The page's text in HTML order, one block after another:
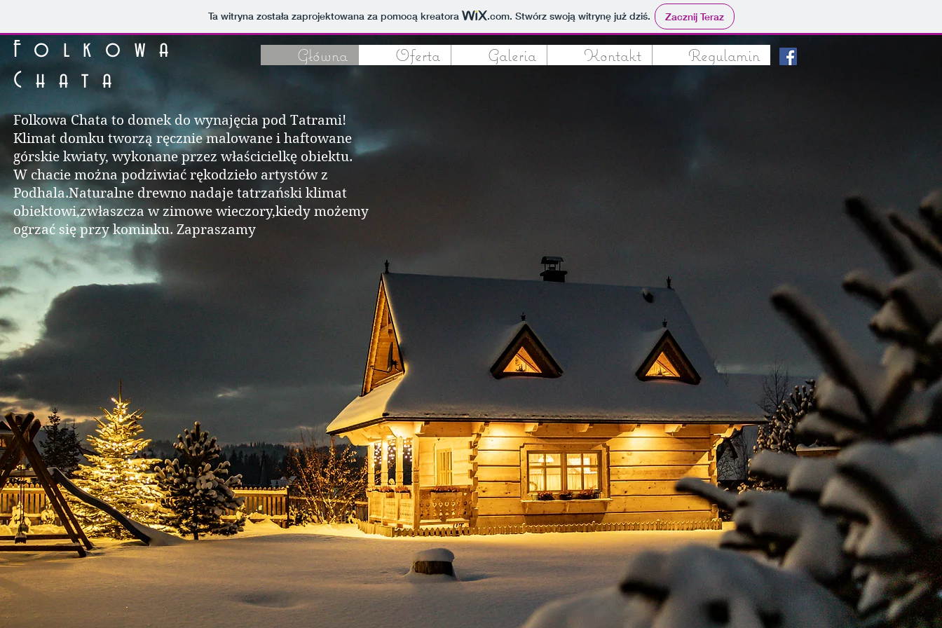
Ta witryna została zaprojektowana za pomocą kreatora .com. Stwórz swoją witrynę już dziś. Zacznij Teraz
Folkowa
Chata
Główna Oferta Galeria Kontakt Regulamin
Folkowa Chata to domek do wynajęcia pod Tatrami!
Klimat domku tworzą ręcznie malowane i haftowane
górskie kwiaty, wykonane przez właścicielkę obiektu.
W chacie można podziwiać rękodzieło artystów z
Podhala.Naturalne drewno nadaje tatrzański klimat
obiektowi,zwłaszcza w zimowe wieczory,kiedy możemy
ogrzać się przy kominku. Zapraszamy